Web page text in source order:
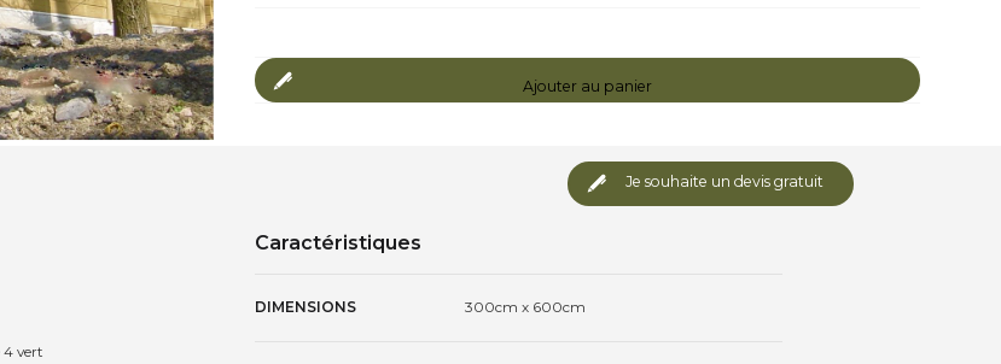
Ajouter au panier
Je souhaite un devis gratuit
4 vert
Caractéristiques
DIMENSIONS 300cm x 600cm